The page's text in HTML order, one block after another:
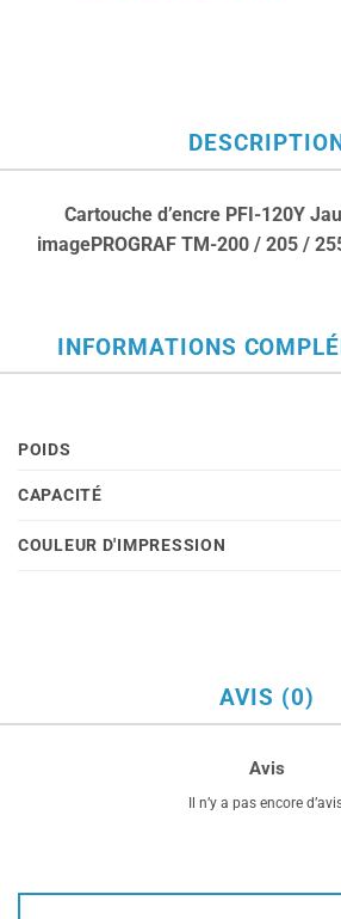
Cartouche d’encre PFI-120Y
imagePROGRAF TM-200 / 205 /
INFORMATIONS
POIDS
CAPACITÉ
COULEUR D'IMPRESSION
AVIS (0)
Avis
Il n’y a pas encore